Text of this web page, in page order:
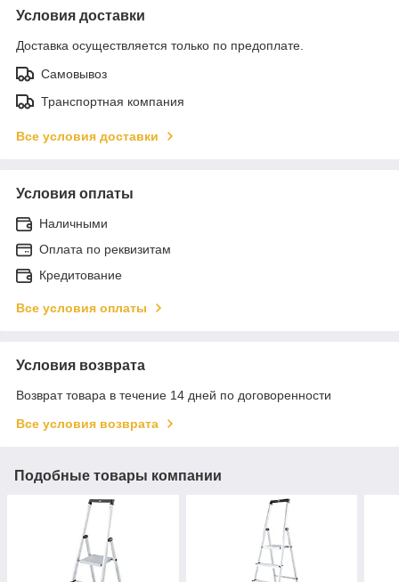
Условия доставки
Доставка осуществляется только по предоплате.
Самовывоз
Транспортная компания
Все условия доставки
Условия оплаты
Наличными
Оплата по реквизитам
Кредитование
Все условия оплаты
Условия возврата
Возврат товара в течение 14 дней по договоренности
Все условия возврата
Подобные товары компании